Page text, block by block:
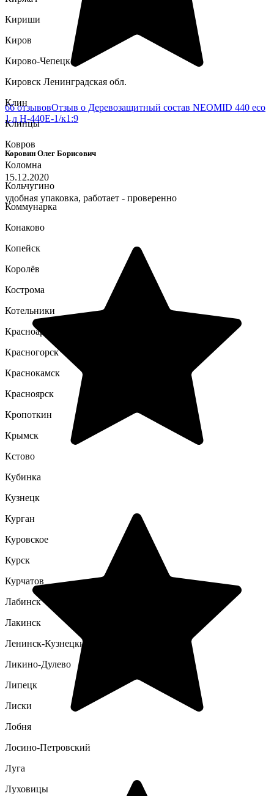
66 отзывовОтзыв о Деревозащитный состав NEOMID 440 eco
1 л Н-440E-1/к1:9
Коровин Олег Борисович
15.12.2020
удобная упаковка, работает - проверенно
Кириши
Киров
Кирово-Чепецк
Кировск Ленинградская обл.
Клин
Клинцы
Ковров
Коломна
Кольчугино
Коммунарка
Конаково
Копейск
Королёв
Кострома
Котельники
Красноармейск
Красногорск
Краснокамск
Красноярск
Кропоткин
Крымск
Кстово
Кубинка
Кузнецк
Курган
Куровское
Курск
Курчатов
Лабинск
Лакинск
Ленинск-Кузнецкий
Ликино-Дулево
Липецк
Лиски
Лобня
Лосино-Петровский
Луга
Луховицы